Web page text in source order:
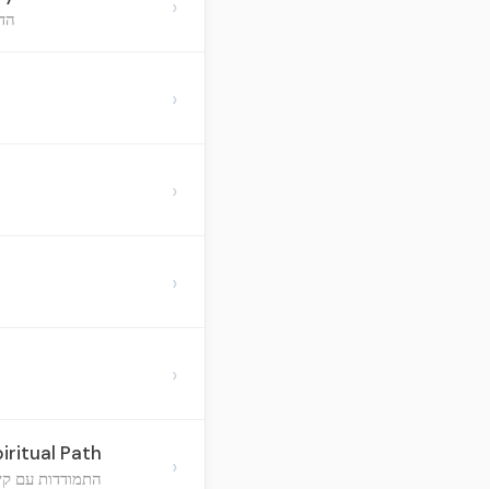
›
›
›
›
›
Path
התמודדות עם ›